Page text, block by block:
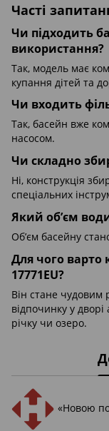
Часті
Чи підходить
використання?
Так, модель має
купання дітей та
Чи входить
Так, басейн вже
насосом.
Чи складно
Ні, конструкція
спеціальних
Який об’єм
Об’єм басейну
Для чого варто
17771EU?
Він стане чудовим
відпочинку у дворі
річку чи озеро.
«Новою